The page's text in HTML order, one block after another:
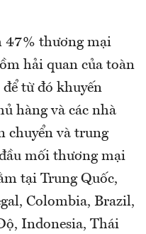
47% thương mại
hải quan của toàn
từ đó khuyến
hàng và các nhà
chuyển và trung
mối thương mại
tại Trung Quốc,
Colombia, Brazil,
Indonesia, Thái